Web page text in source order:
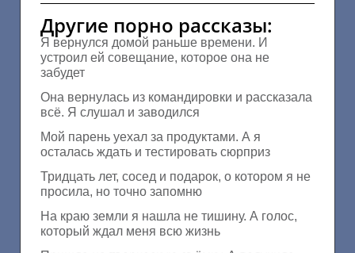
Другие порно рассказы:
Я вернулся домой раньше времени. И
устроил ей совещание, которое она не
забудет
Она вернулась из командировки и рассказала
всё. Я слушал и заводился
Мой парень уехал за продуктами. А я
осталась ждать и тестировать сюрприз
Тридцать лет, сосед и подарок, о котором я не
просила, но точно запомню
На краю земли я нашла не тишину. А голос,
который ждал меня всю жизнь